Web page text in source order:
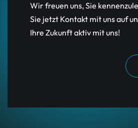
Wir freuen uns, Sie
Sie jetzt Kontakt mit uns auf
Ihre Zukunft aktiv mit uns!